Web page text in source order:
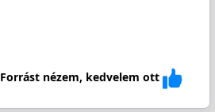
Forrást nézem, kedvelem ott